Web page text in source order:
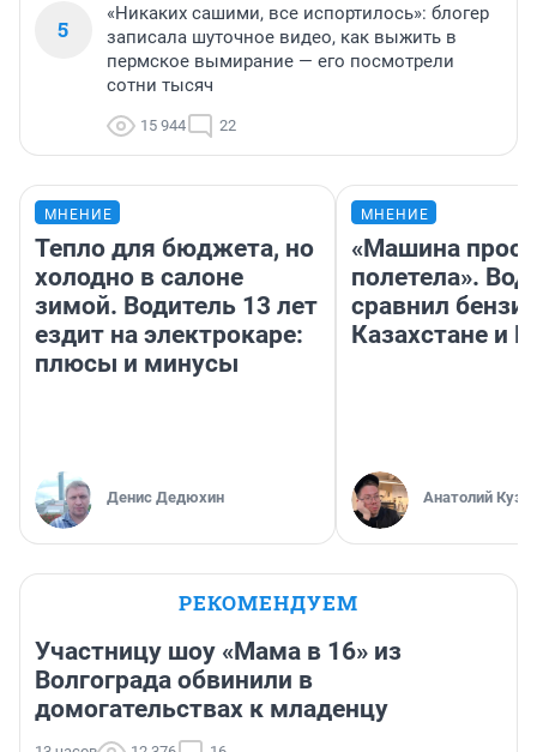
5
«Никаких сашими, все испортилось»: блогер
записала шуточное видео, как выжить в
пермское вымирание — его посмотрели
сотни тысяч
15 944 22
МНЕНИЕ
Тепло для бюджета, но
холодно в салоне
зимой. Водитель 13 лет
ездит на электрокаре:
плюсы и минусы
Денис Дедюхин
МНЕНИЕ
«Машина
полетела».
сравнил
Казахстане и
Анатолий
РЕКОМЕНДУЕМ
Участницу шоу «Мама в 16» из
Волгограда обвинили в
домогательствах к младенцу